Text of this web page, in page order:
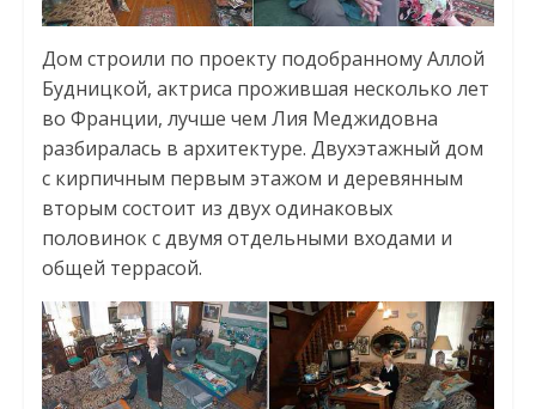
Дом строили по проекту подобранному Аллой
Будницкой, актриса прожившая несколько лет
во Франции, лучше чем Лия Меджидовна
разбиралась в архитектуре. Двухэтажный дом
с кирпичным первым этажом и деревянным
вторым состоит из двух одинаковых
половинок с двумя отдельными входами и
общей террасой.